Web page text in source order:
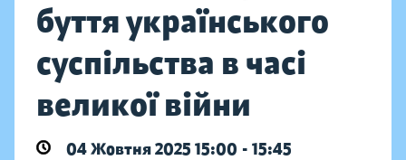
буття українського
суспільства в часі
великої війни
04 Жовтня 2025 15:00 - 15:45